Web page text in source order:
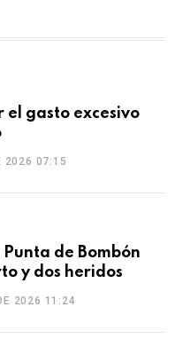
el gasto excesivo
2026 07:15
de Bombón
y dos heridos
2026 11:24